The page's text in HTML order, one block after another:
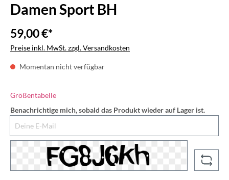
Damen Sport BH
59,00 €*
Preise inkl. MwSt. zzgl. Versandkosten
Momentan nicht verfügbar
Größentabelle
Benachrichtige mich, sobald das Produkt wieder auf Lager ist.